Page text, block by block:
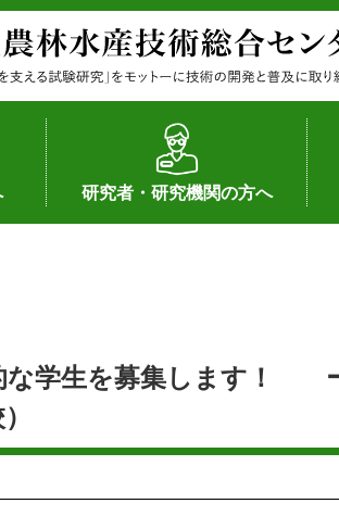
研究者・研究機関の方へ
研究者の紹介
シーズ研究の成果
産学官連携
知的財産の保有状況（特許）
知的財産の保有状況（品種）
研究員の受入
研究活動不正行為への対応
公的研究資金への対応
な学生を募集します！ ー